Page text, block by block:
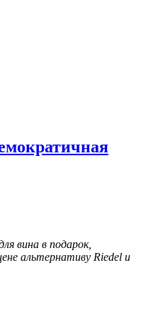
вина в подарок,
альтернативу Riedel и